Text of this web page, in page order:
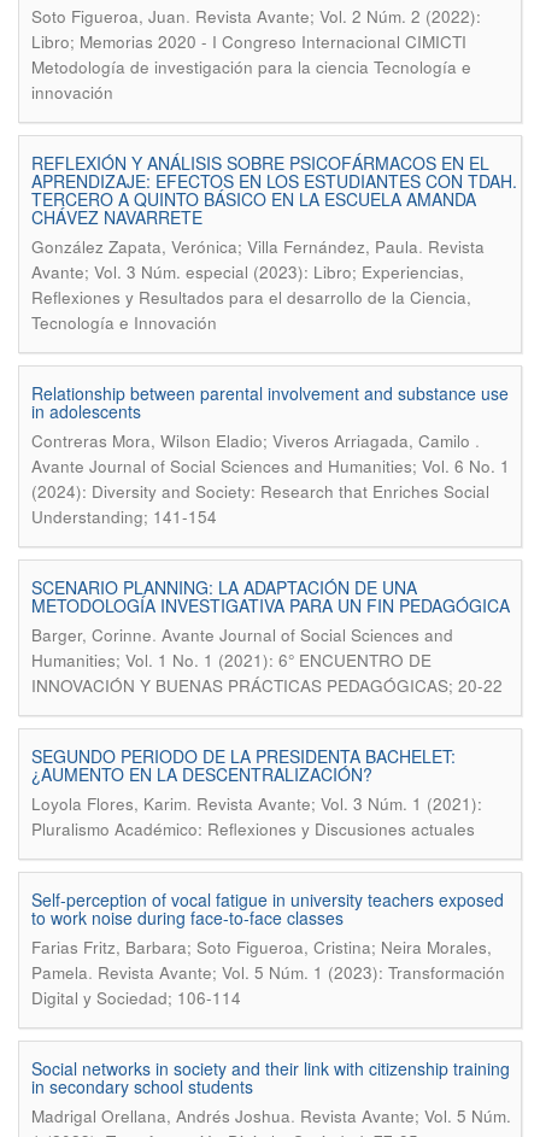
Soto Figueroa, Juan. Revista Avante; Vol. 2 Núm. 2 (2022):
Libro; Memorias 2020 - I Congreso Internacional CIMICTI
Metodología de investigación para la ciencia Tecnología e
innovación
REFLEXIÓN Y ANÁLISIS SOBRE PSICOFÁRMACOS EN EL
APRENDIZAJE: EFECTOS EN LOS ESTUDIANTES CON TDAH.
TERCERO A QUINTO BÁSICO EN LA ESCUELA AMANDA
CHÁVEZ NAVARRETE
González Zapata, Verónica; Villa Fernández, Paula. Revista
Avante; Vol. 3 Núm. especial (2023): Libro; Experiencias,
Reflexiones y Resultados para el desarrollo de la Ciencia,
Tecnología e Innovación
Relationship between parental involvement and substance use
in adolescents
Contreras Mora, Wilson Eladio; Viveros Arriagada, Camilo .
Avante Journal of Social Sciences and Humanities; Vol. 6 No. 1
(2024): Diversity and Society: Research that Enriches Social
Understanding; 141-154
SCENARIO PLANNING: LA ADAPTACIÓN DE UNA
METODOLOGÍA INVESTIGATIVA PARA UN FIN PEDAGÓGICA
Barger, Corinne. Avante Journal of Social Sciences and
Humanities; Vol. 1 No. 1 (2021): 6° ENCUENTRO DE
INNOVACIÓN Y BUENAS PRÁCTICAS PEDAGÓGICAS; 20-22
SEGUNDO PERIODO DE LA PRESIDENTA BACHELET:
¿AUMENTO EN LA DESCENTRALIZACIÓN?
Loyola Flores, Karim. Revista Avante; Vol. 3 Núm. 1 (2021):
Pluralismo Académico: Reflexiones y Discusiones actuales
Self-perception of vocal fatigue in university teachers exposed
to work noise during face-to-face classes
Farias Fritz, Barbara; Soto Figueroa, Cristina; Neira Morales,
Pamela. Revista Avante; Vol. 5 Núm. 1 (2023): Transformación
Digital y Sociedad; 106-114
Social networks in society and their link with citizenship training
in secondary school students
Madrigal Orellana, Andrés Joshua. Revista Avante; Vol. 5 Núm.